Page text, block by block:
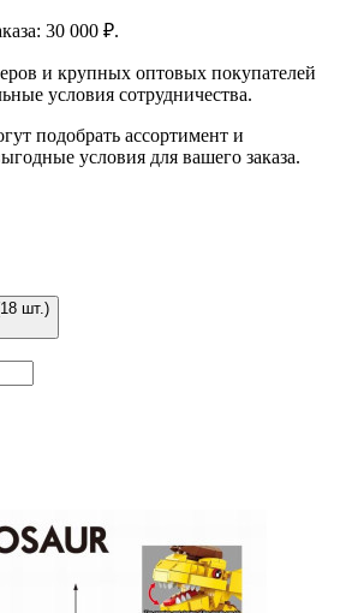
30 000 ₽.
и крупных оптовых покупателей
условия сотрудничества.
подобрать ассортимент и
условия для вашего заказа.
шт.)